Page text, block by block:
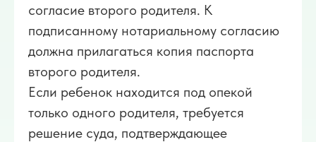
согласие второго родителя. К
подписанному нотариальному согласию
должна прилагаться копия паспорта
второго родителя.
Если ребенок находится под опекой
только одного родителя, требуется
решение суда, подтверждающее